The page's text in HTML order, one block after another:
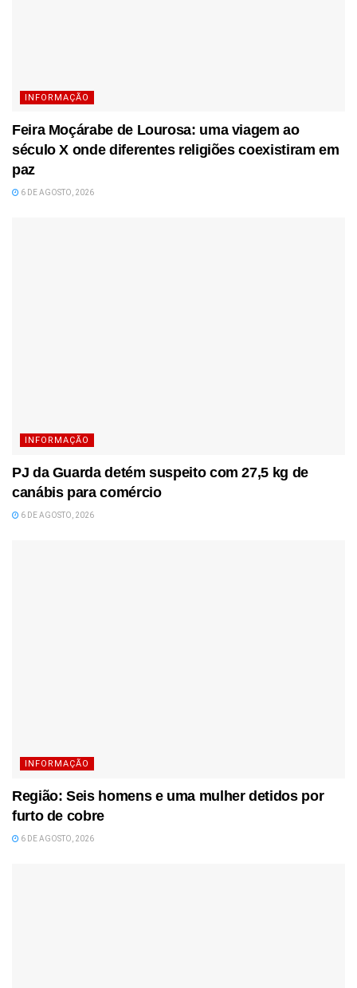
INFORMAÇÃO
Feira Moçárabe de Lourosa: uma viagem ao
século X onde diferentes religiões coexistiram em
paz
6 DE AGOSTO, 2026
INFORMAÇÃO
PJ da Guarda detém suspeito com 27,5 kg de
canábis para comércio
6 DE AGOSTO, 2026
INFORMAÇÃO
Região: Seis homens e uma mulher detidos por
furto de cobre
6 DE AGOSTO, 2026